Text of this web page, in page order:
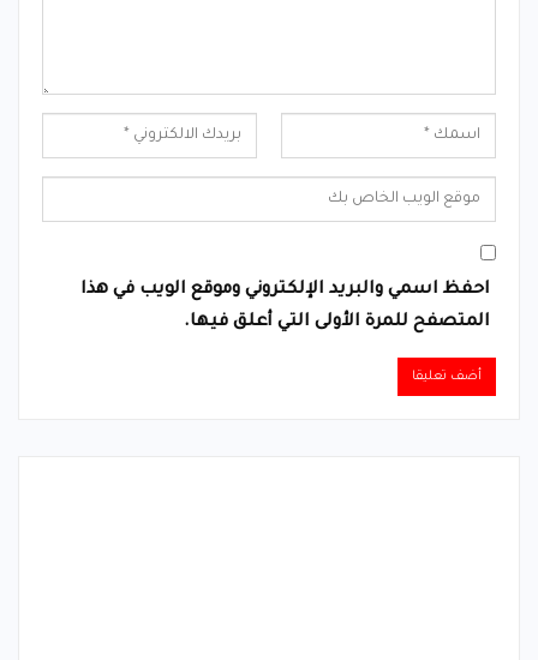
احفظ اسمي والبريد الإلكتروني وموقع الويب في هذا
المتصفح للمرة الأولى التي أعلق فيها.